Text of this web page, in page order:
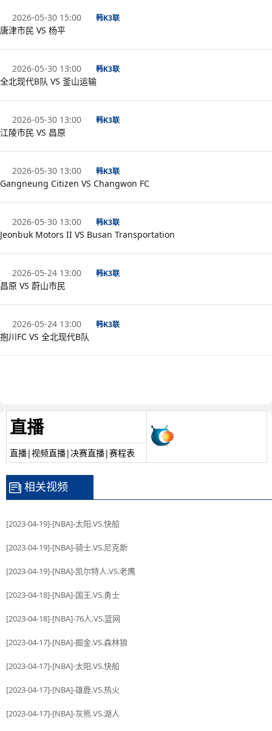
2026-05-30 15:00 韩K3联
唐津市民 VS 杨平
2026-05-30 13:00 韩K3联
全北现代B队 VS 釜山运输
2026-05-30 13:00 韩K3联
江陵市民 VS 昌原
2026-05-30 13:00 韩K3联
Gangneung Citizen VS Changwon FC
2026-05-30 13:00 韩K3联
Jeonbuk Motors II VS Busan Transportation
2026-05-24 13:00 韩K3联
昌原 VS 蔚山市民
2026-05-24 13:00 韩K3联
抱川FC VS 全北现代B队
直播
直播|视频直播|决赛直播|赛程表
相关视频
[2023-04-19]-[NBA]-太阳.VS.快船
[2023-04-19]-[NBA]-骑士.VS.尼克斯
[2023-04-19]-[NBA]-凯尔特人.VS.老鹰
[2023-04-18]-[NBA]-国王.VS.勇士
[2023-04-18]-[NBA]-76人.VS.篮网
[2023-04-17]-[NBA]-掘金.VS.森林狼
[2023-04-17]-[NBA]-太阳.VS.快船
[2023-04-17]-[NBA]-雄鹿.VS.热火
[2023-04-17]-[NBA]-灰熊.VS.湖人